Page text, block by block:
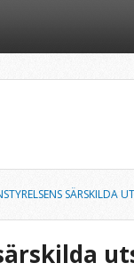
SÄRSKILDA